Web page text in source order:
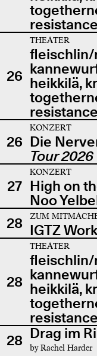
resistance
26
THEATER
fleischlin/
heikkilä,
resistance
26
KONZERT
Die
Tour 2026
27
KONZERT
High on
Noo
28
ZUM
IGTZ
28
THEATER
fleischlin/
heikkilä,
resistance
28 Drag im
by Rachel Harder